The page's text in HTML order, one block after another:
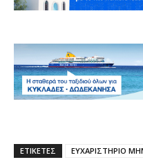
ΕΤΙΚΕΤΕΣ ΕΥΧΑΡΙΣΤΗΡΙΟ